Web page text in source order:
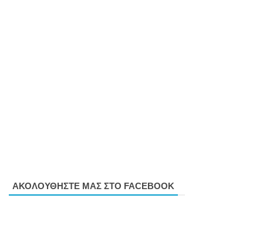
ΑΚΟΛΟΥΘΗΣΤΕ ΜΑΣ ΣΤΟ FACEBOOK